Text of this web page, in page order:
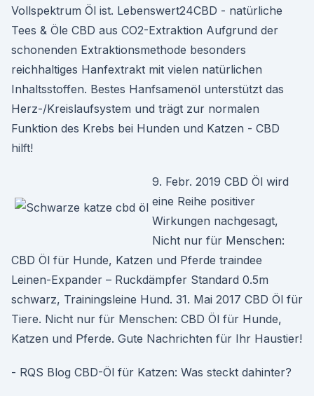
Vollspektrum Öl ist. Lebenswert24CBD - natürliche
Tees & Öle CBD aus CO2-Extraktion Aufgrund der
schonenden Extraktionsmethode besonders
reichhaltiges Hanfextrakt mit vielen natürlichen
Inhaltsstoffen. Bestes Hanfsamenöl unterstützt das
Herz-/Kreislaufsystem und trägt zur normalen
Funktion des Krebs bei Hunden und Katzen - CBD
hilft!
9. Febr. 2019 CBD Öl wird
eine Reihe positiver
Wirkungen nachgesagt,
Nicht nur für Menschen:
CBD Öl für Hunde, Katzen und Pferde traindee
Leinen-Expander – Ruckdämpfer Standard 0.5m
schwarz, Trainingsleine Hund. 31. Mai 2017 CBD Öl für
Tiere. Nicht nur für Menschen: CBD Öl für Hunde,
Katzen und Pferde. Gute Nachrichten für Ihr Haustier!
- RQS Blog CBD-Öl für Katzen: Was steckt dahinter?